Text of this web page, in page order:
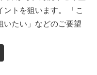
トを狙います。 「こ
いたい」などのご要望